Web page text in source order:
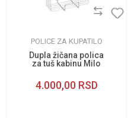
POLICE ZA KUPATILO
Dupla žičana polica
za tuš kabinu Milo
4.000,00 RSD